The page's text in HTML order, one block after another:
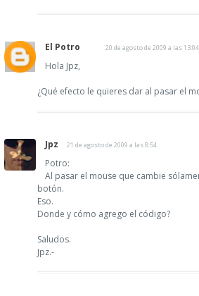
El Potro 20 de agosto de 2009 a las 13:04
Hola Jpz,
¿Qué efecto le quieres dar al pasar el
Jpz 21 de agosto de 2009 a las 8:54
Potro:
Al pasar el mouse que cambie
botón.
Eso.
Donde y cómo agrego el código?
Saludos.
Jpz.-